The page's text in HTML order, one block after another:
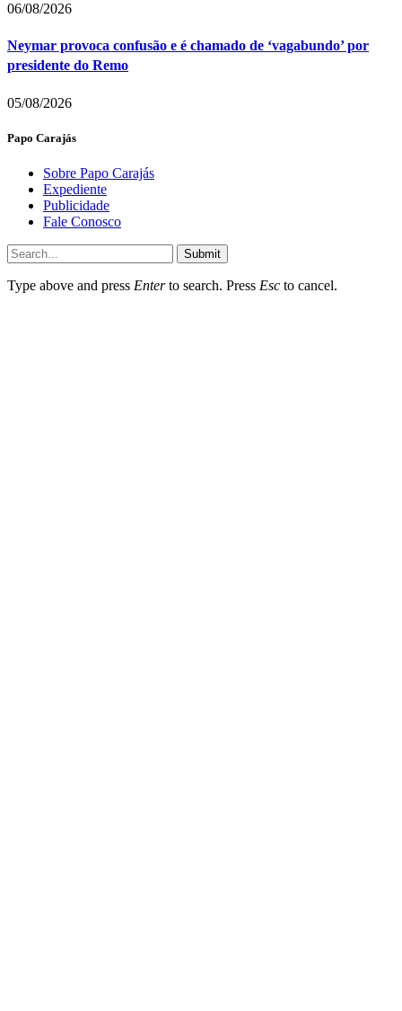
06/08/2026
Neymar provoca confusão e é chamado de ‘vagabundo’ por
presidente do Remo
05/08/2026
Papo Carajás
Sobre Papo Carajás
Expediente
Publicidade
Fale Conosco
Submit
Type above and press Enterto search. Press Esc to cancel.